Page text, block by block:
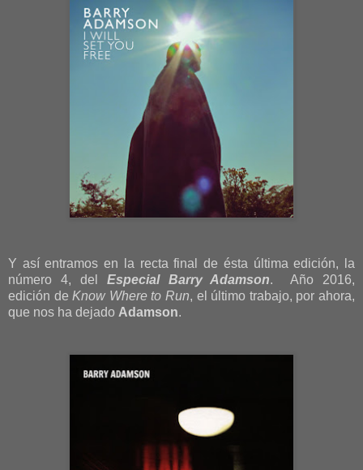
Y así entramos en la recta final de ésta última edición, la
número 4, del Especial Barry Adamson. Año 2016,
edición deKnow Where to Run, el último trabajo, por ahora,
que nos ha dejado Adamson.